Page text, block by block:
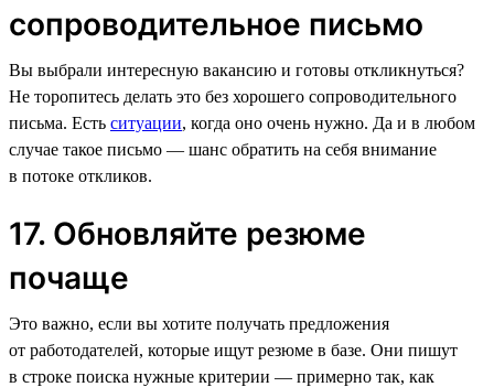
сопроводительное письмо
Вы выбрали интересную вакансию и готовы откликнуться?
Не торопитесь делать это без хорошего сопроводительного
письма. Есть ситуации, когда оно очень нужно. Да и в любом
случае такое письмо — шанс обратить на себя внимание
в потоке откликов.
17. Обновляйте резюме
почаще
Это важно, если вы хотите получать предложения
от работодателей, которые ищут резюме в базе. Они пишут
в строке поиска нужные критерии — примерно так, как